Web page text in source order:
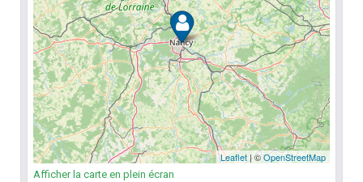
Afficher la carte en plein écran